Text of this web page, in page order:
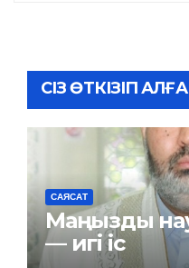
СІЗ ӨТКІЗІП
САЯСАТ
Маңызды
— игі іс